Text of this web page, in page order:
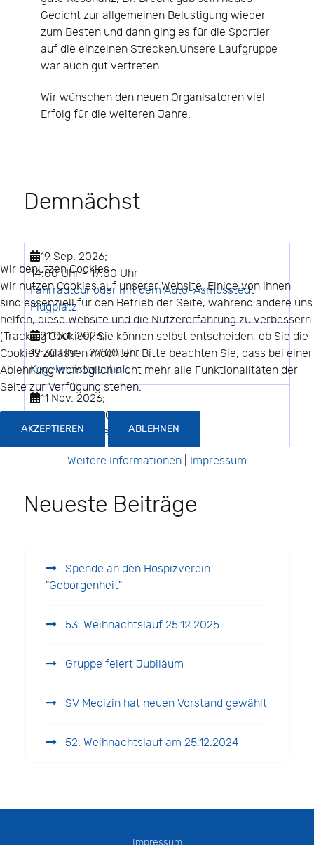
Gedicht zur allgemeinen Belustigung wieder
zum Besten und dann ging es für die Sportler
auf die einzelnen Strecken.Unsere Laufgruppe
war auch gut vertreten.
Wir wünschen den neuen Organisatoren viel
Erfolg für die weiteren Jahre.
Demnächst
19 Sep. 2026;
14:00 Uhr-17:00 Uhr
Fahrradtour oder mit dem Auto-Asmusstedt
Flugplatz
21 Okt. 2026;
19:30 Uhr-22:00 Uhr
Kegelmeisterschaft
11 Nov. 2026;
20:00 Uhr
Besuch der Therme in Thale
Neueste Beiträge
Spende an den Hospizverein
"Geborgenheit"
53. Weihnachtslauf 25.12.2025
Gruppe feiert Jubiläum
SV Medizin hat neuen Vorstand gewählt
52. Weihnachtslauf am 25.12.2024
Wir benutzen Cookies
Wir nutzen Cookies auf unserer Website. Einige von ihnen
sind essenziell für den Betrieb der Seite, während andere uns
helfen, diese Website und die Nutzererfahrung zu verbessern
(Tracking Cookies). Sie können selbst entscheiden, ob Sie die
Cookies zulassen möchten. Bitte beachten Sie, dass bei einer
Ablehnung womöglich nicht mehr alle Funktionalitäten der
Seite zur Verfügung stehen.
AKZEPTIEREN ABLEHNEN
Weitere Informationen Impressum